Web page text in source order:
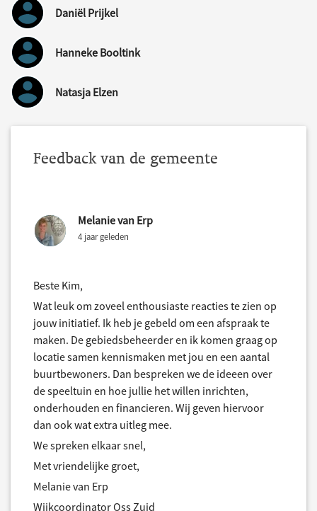
Daniël Prijkel
Hanneke Booltink
Natasja Elzen
Feedback van de gemeente
Melanie van Erp
4 jaar geleden
Beste Kim,
Wat leuk om zoveel enthousiaste reacties te zien op
jouw initiatief. Ik heb je gebeld om een afspraak te
maken. De gebiedsbeheerder en ik komen graag op
locatie samen kennismaken met jou en een aantal
buurtbewoners. Dan bespreken we de ideeen over
de speeltuin en hoe jullie het willen inrichten,
onderhouden en financieren. Wij geven hiervoor
dan ook wat extra uitleg mee.
We spreken elkaar snel,
Met vriendelijke groet,
Melanie van Erp
Wijkcoordinator Oss Zuid